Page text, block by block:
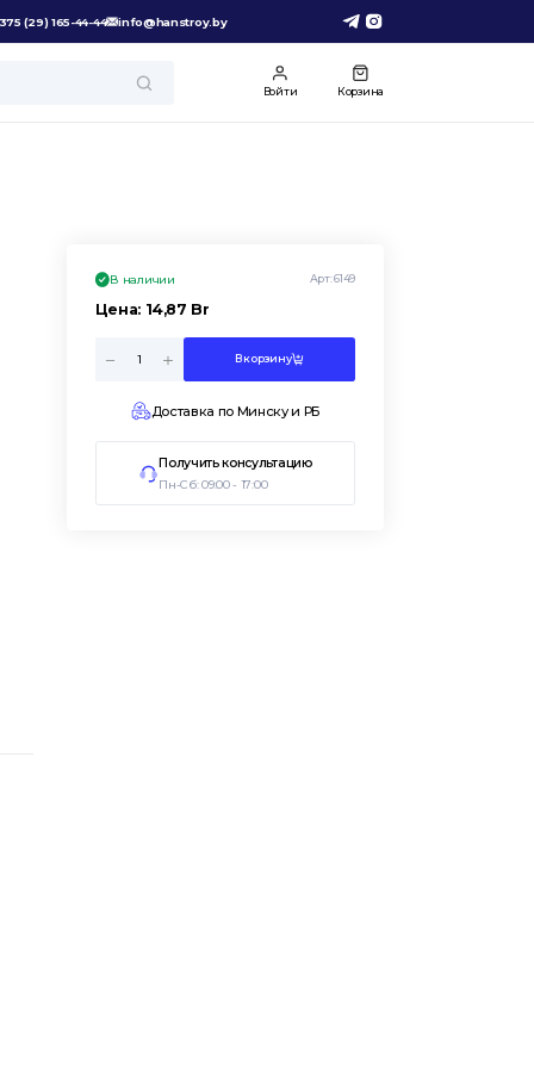
(29) 165-44-44 info@hanstroy.by
Войти Корзина
В наличии Арт:6149
Цена: 14,87 Br
В корзину
Доставка по Минску и РБ
Получить консультацию
Пн-Сб: 09:00 - 17:00